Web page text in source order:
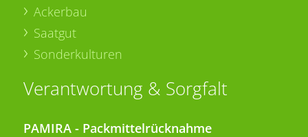
Ackerbau
Saatgut
Sonderkulturen
Verantwortung & Sorgfalt
PAMIRA - Packmittelrücknahme